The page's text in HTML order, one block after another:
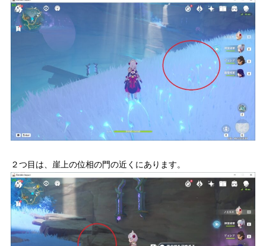
２つ目は、崖上の位相の門の近くにあります。